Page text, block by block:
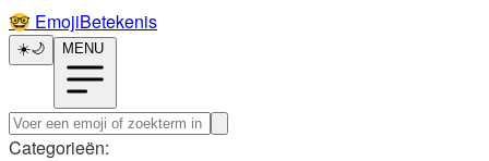
🤓️ EmojiBetekenis
☀️🌙 MENU
Categorieën: